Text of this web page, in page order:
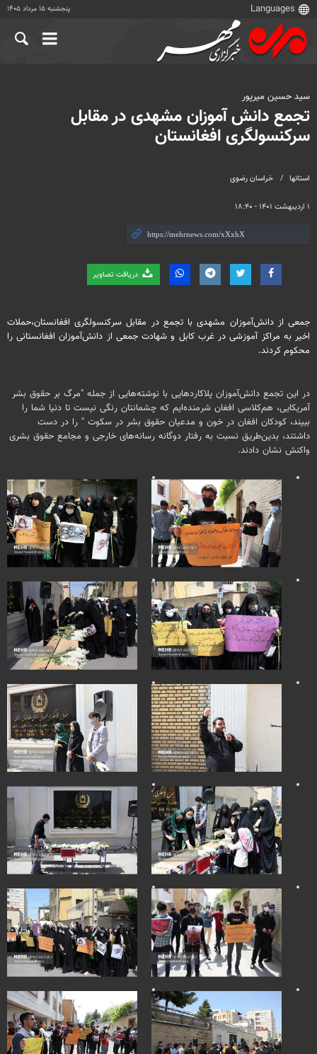
پنجشنبه ۱۵ مرداد ۱۴۰۵
استانها خراسان رضوی
۱ اردیبهشت ۱۴۰۱ - ۱۸:۴۰
دریافت تصاویر
سید حسین میرپور
تجمع دانش آموزان مشهدی در مقابل
سرکنسولگری افغانستان
جمعی از دانش‌آموزان مشهدی با تجمع در مقابل سرکنسولگری افغانستان،حملات
اخیر به مراکز آموزشی در غرب کابل و شهادت جمعی از دانش‌آموزان افغانستانی را
محکوم کردند.
در این تجمع دانش‌آموزان پلاکاردهایی با نوشته‌هایی از جمله "مرگ بر حقوق بشر
آمریکایی، هم‌کلاسی افغان شرمنده‌ایم که چشمانتان رنگی نیست تا دنیا شما را
ببیند، کودکان افغان در خون و مدعیان حقوق بشر در سکوت " را در دست
داشتند، بدین‌طریق نسبت به رفتار دوگانه رسانه‌های خارجی و مجامع حقوق بشری
واکنش نشان دادند.